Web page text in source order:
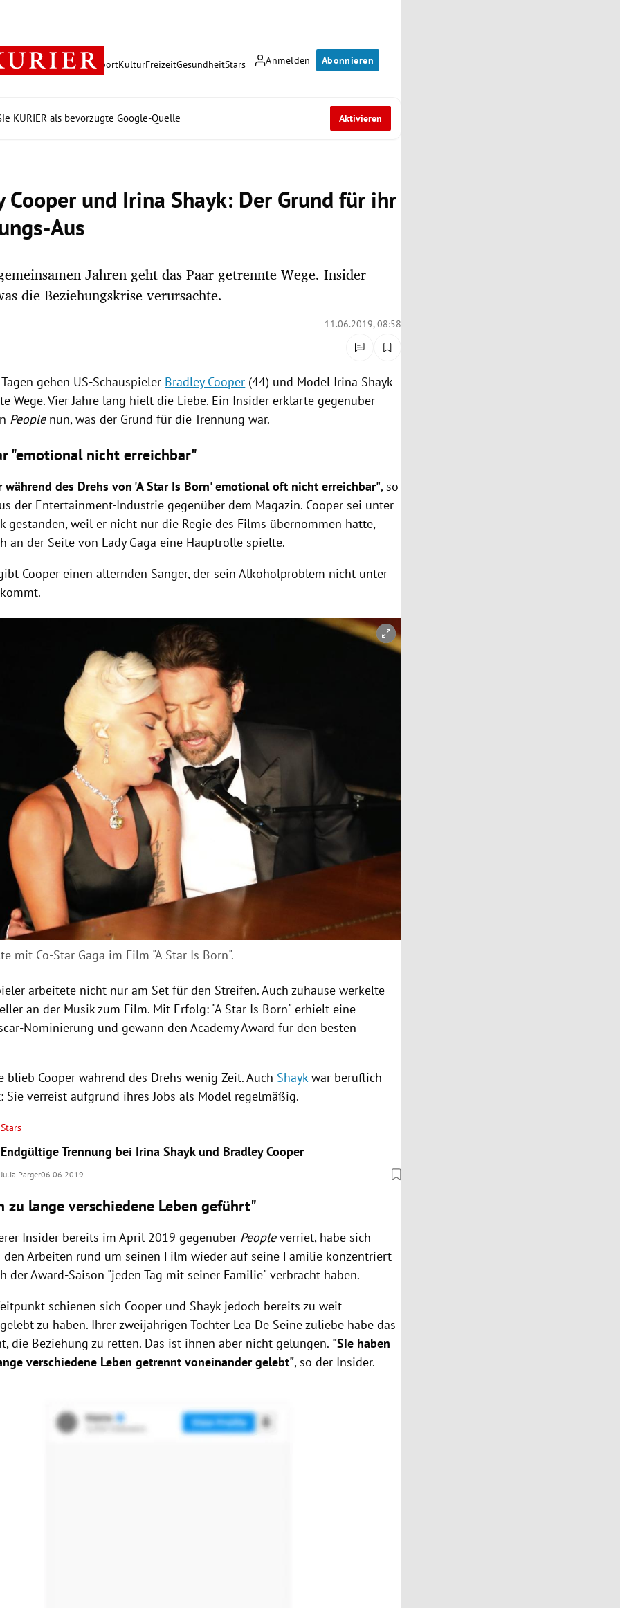
Anmelden Abonnieren
PolitikWirtschaft SportKulturFreizeitGesundheitStars
KURIER als bevorzugte Google-Quelle Aktivieren
Cooper und Irina Shayk: Der Grund für ihr
Aus
Jahren geht das Paar getrennte Wege. Insider
die Beziehungskrise verursachte.
11.06.2019, 08:58
gehen US-Schauspieler Bradley Cooper (44) und Model Irina Shayk
Wege. Vier Jahre lang hielt die Liebe. Ein Insider erklärte gegenüber
Peoplenun, was der Grund für die Trennung war.
"emotional nicht erreichbar"
des Drehs von 'A Star Is Born' emotional oft nicht erreichbar", so
der Entertainment-Industrie gegenüber dem Magazin. Cooper sei unter
gestanden, weil er nicht nur die Regie des Films übernommen hatte,
an der Seite von Lady Gaga eine Hauptrolle spielte.
Cooper einen alternden Sänger, der sein Alkoholproblem nicht unter
öffnen/schließen
mit Co-Star Gaga im Film "A Star Is Born".
arbeitete nicht nur am Set für den Streifen. Auch zuhause werkelte
an der Musik zum Film. Mit Erfolg: "A Star Is Born" erhielt eine
Nominierung und gewann den Academy Award für den besten
blieb Cooper während des Drehs wenig Zeit. Auch Shayk war beruflich
Sie verreist aufgrund ihres Jobs als Model regelmäßig.
Stars
Endgültige Trennung bei Irina Shayk und Bradley Cooper
Julia Parger06.06.2019
zu lange verschiedene Leben geführt"
Insider bereits im April 2019 gegenüber Peopleverriet, habe sich
den Arbeiten rund um seinen Film wieder auf seine Familie konzentriert
der Award-Saison "jeden Tag mit seiner Familie" verbracht haben.
schienen sich Cooper und Shaykjedoch bereits zu weit
zu haben. Ihrer zweijährigen Tochter Lea De Seine zuliebe habe das
die Beziehung zu retten. Das ist ihnen aber nicht gelungen. "Sie haben
verschiedene Leben getrennt voneinander gelebt", so der Insider.